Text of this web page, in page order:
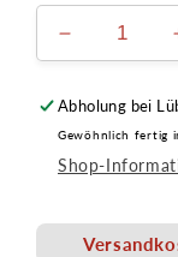
Verringere
die
Menge
für
Koteletten
mittel
Echthaar
Abholung bei
Gewöhnlich fertig
Shop-